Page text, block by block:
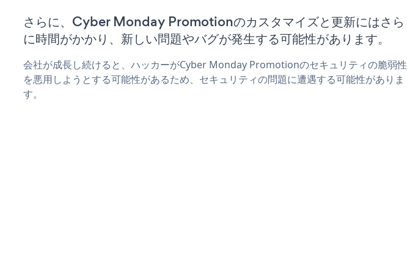
さらに、Cyber Monday Promotionのカスタマイズと更新にはさら
に時間がかかり、新しい問題やバグが発生する可能性があります。
会社が成長し続けると、ハッカーがCyber Monday Promotionのセキュリティの脆弱性
を悪用しようとする可能性があるため、セキュリティの問題に遭遇する可能性がありま
す。